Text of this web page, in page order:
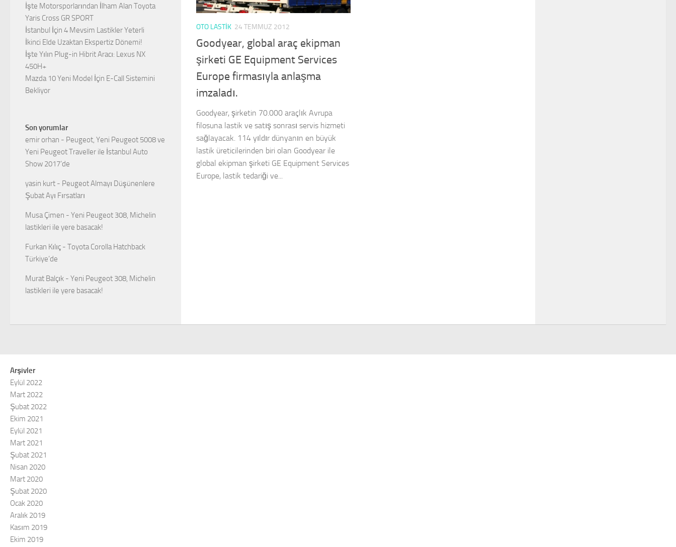
OTO LASTIK 24 TEMMUZ 2012
Goodyear, global araç ekipman
şirketi GE Equipment Services
Europe firmasıyla anlaşma
imzaladı.
Goodyear, şirketin 70.000 araçlık Avrupa
filosuna lastik ve satış sonrası servis hizmeti
sağlayacak. 114 yıldır dünyanın en büyük
lastik üreticilerinden biri olan Goodyear ile
global ekipman şirketi GE Equipment Services
Europe, lastik tedariği ve...
İşte Motorsporlarından İlham Alan Toyota
Yaris Cross GR SPORT
İstanbul İçin 4 Mevsim Lastikler Yeterli
İkinci Elde Uzaktan Ekspertiz Dönemi!
İşte Yılın Plug-in Hibrit Aracı: Lexus NX
450H+
Mazda 10 Yeni Model İçin E-Call Sistemini
Bekliyor
Son yorumlar
emir orhan - Peugeot, Yeni Peugeot 5008 ve
Yeni Peugeot Traveller ile İstanbul Auto
Show 2017’de
yasin kurt - Peugeot Almayı Düşünenlere
Şubat Ayı Fırsatları
Musa Çimen - Yeni Peugeot 308, Michelin
lastikleri ile yere basacak!
Furkan Kılıç - Toyota Corolla Hatchback
Türkiye’de
Murat Balçık - Yeni Peugeot 308, Michelin
lastikleri ile yere basacak!
Arşivler
Eylül 2022
Mart 2022
Şubat 2022
Ekim 2021
Eylül 2021
Mart 2021
Şubat 2021
Nisan 2020
Mart 2020
Şubat 2020
Ocak 2020
Aralık 2019
Kasım 2019
Ekim 2019